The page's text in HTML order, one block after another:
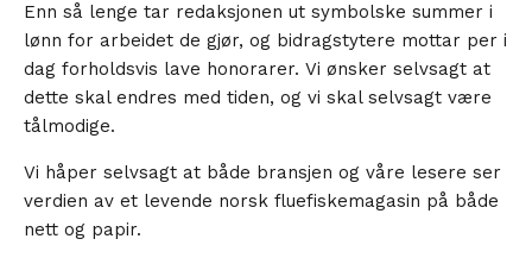
Enn så lenge tar redaksjonen ut symbolske summer i
lønn for arbeidet de gjør, og bidragstytere mottar per i
dag forholdsvis lave honorarer. Vi ønsker selvsagt at
dette skal endres med tiden, og vi skal selvsagt være
tålmodige.
Vi håper selvsagt at både bransjen og våre lesere ser
verdien av et levende norsk fluefiskemagasin på både
nett og papir.